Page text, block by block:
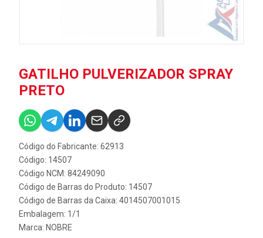
GATILHO PULVERIZADOR SPRAY
PRETO
Código do Fabricante: 62913
Código: 14507
Código NCM: 84249090
Código de Barras do Produto: 14507
Código de Barras da Caixa: 4014507001015
Embalagem: 1/1
Marca: NOBRE